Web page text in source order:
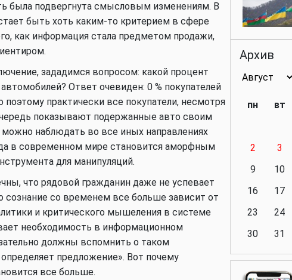
была подвергнута смысловым изменениям. В
быть хоть каким-то критерием в сфере
как информация стала предметом продажи,
зададимся вопросом: какой процент
Ответ очевиден: 0 % покупателей
практически все покупатели, несмотря
показывают подержанные авто своим
наблюдать во все иных направлениях
в современном мире становится аморфным
для манипуляций.
что рядовой гражданин даже не успевает
со временем все больше зависит от
и критического мышеления в системе
необходимость в информационном
должны вспомнить о таком
предложение». Вот почему
все больше.
Политика
Аналитика
Архив
пн вт
2
3
9
10
16
17
23
24
30
31